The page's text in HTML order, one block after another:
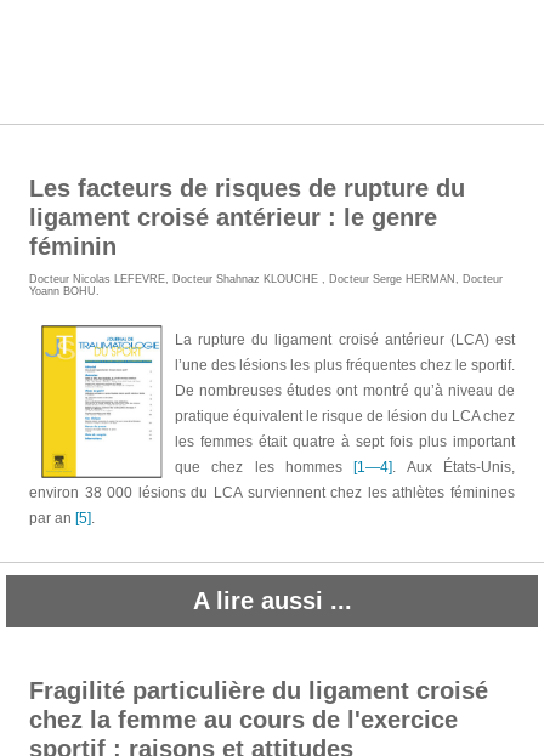
Les facteurs de risques de rupture du
ligament croisé antérieur : le genre
féminin
Docteur Nicolas LEFEVRE, Docteur Shahnaz KLOUCHE , Docteur Serge HERMAN , Docteur
Yoann BOHU.
La rupture du ligament croisé antérieur (LCA) est
l’une des lésions les plus fréquentes chez le sportif.
De nombreuses études ont montré qu’à niveau de
pratique équivalent le risque de lésion du LCA chez
les femmes était quatre à sept fois plus important
que chez les hommes [1—4]. Aux États-Unis,
environ 38 000 lésions du LCA surviennent chez les athlètes féminines
par an [5].
A lire aussi ...
Fragilité particulière du ligament croisé
chez la femme au cours de l'exercice
sportif : raisons et attitudes